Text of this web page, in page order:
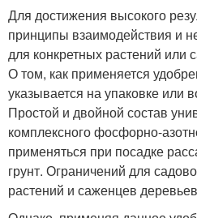
Для достижения высокого
принципы взаимодействия и
для конкретных растений или
О том, как применяется
указывается на упаковке или
Простой и двойной состав
комплексного фосфорно-
применяться при посадке
грунт. Ограничений для
растений и саженцев